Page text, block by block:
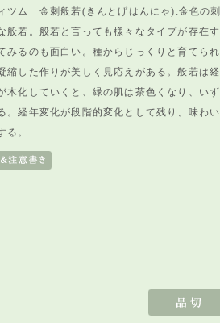
ツム 金刺般若(きんとげはんにゃ):金色の刺
般若。般若と言っても様々なタイプが存在す
みるのも面白い。種からじっくりと育てられ
縮した作りが美しく見応えがある。般若は経
木化していくと、緑の肌は茶色くなり、いず
。経年変化が段階的変化として残り、味わい
る。